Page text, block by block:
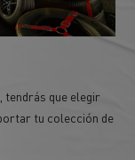
que elegir
tu colección de